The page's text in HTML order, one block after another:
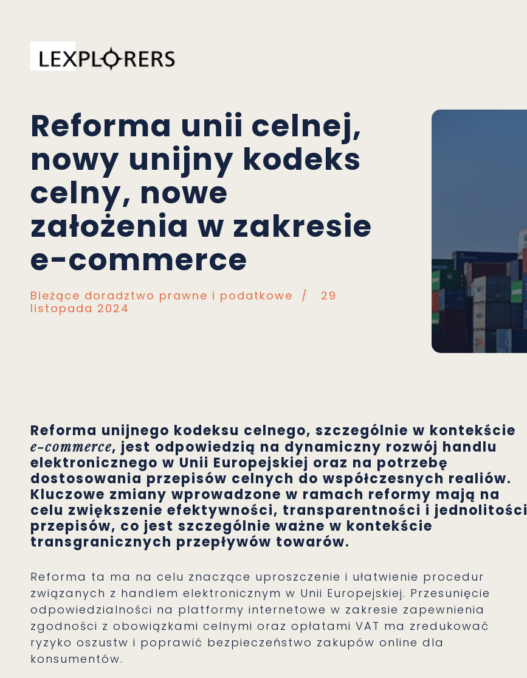
Reforma unii celnej,
nowy unijny kodeks
celny, nowe
założenia w zakresie
e-commerce
Bieżące doradztwo prawne i podatkowe /
29
listopada 2024
Reforma unijnego kodeksu celnego, szczególnie w kontekście
e-commerce, jest odpowiedzią na dynamiczny rozwój handlu
elektronicznego w Unii Europejskiej oraz na potrzebę
dostosowania przepisów celnych do współczesnych realiów.
Kluczowe zmiany wprowadzone w ramach reformy mają na
celu zwiększenie efektywności, transparentności i jednolitości
przepisów, co jest szczególnie ważne w kontekście
transgranicznych przepływów towarów.
Reforma ta ma na celu znaczące uproszczenie i ułatwienie procedur
związanych z handlem elektronicznym w Unii Europejskiej. Przesunięcie
odpowiedzialności na platformy internetowe w zakresie zapewnienia
zgodności z obowiązkami celnymi oraz opłatami VAT ma zredukować
ryzyko oszustw i poprawić bezpieczeństwo zakupów online dla
konsumentów.